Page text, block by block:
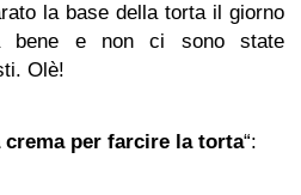
la base della torta il giorno
bene e non ci sono state
Olè!
crema per farcire la torta“: